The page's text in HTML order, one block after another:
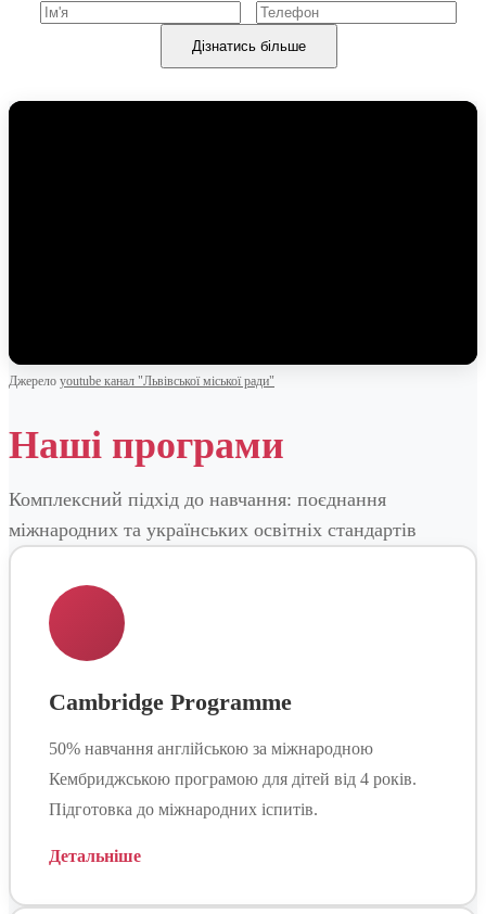
Дізнатись більше
Джерело youtube канал "Львівської міської ради"
Наші програми
Комплексний підхід до навчання: поєднання
міжнародних та українських освітніх стандартів
Cambridge Programme
50% навчання англійською за міжнародною
Кембриджською програмою для дітей від 4 років.
Підготовка до міжнародних іспитів.
Детальніше